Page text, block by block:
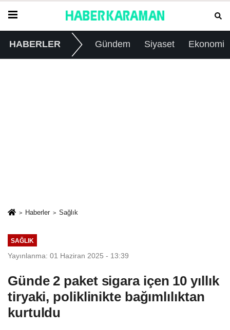
HABERLER Gündem Siyaset Ekonomi
Haberler Sağlık
SAĞLIK
Yayınlanma: 01 Haziran 2025 - 13:39
Günde 2 paket sigara içen 10 yıllık
tiryaki, poliklinikte bağımlılıktan
kurtuldu